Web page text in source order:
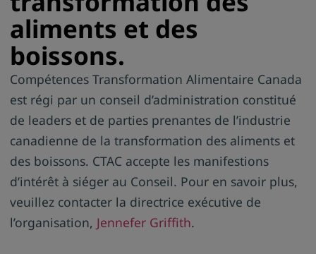
aliments et des
boissons.
Compétences Transformation Alimentaire Canada
est régi par un conseil d’administration constitué
de leaders et de parties prenantes de l’industrie
canadienne de la transformation des aliments et
des boissons. CTAC accepte les manifestions
d’intérêt à siéger au Conseil. Pour en savoir plus,
veuillez contacter la directrice exécutive de
l’organisation, Jennefer Griffith.